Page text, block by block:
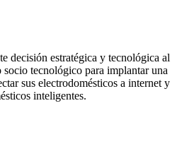
decisión estratégica y tecnológica al
tecnológico para implantar una
sus electrodomésticos a internet y
inteligentes.